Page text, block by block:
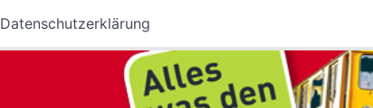
Datenschutzerklärung